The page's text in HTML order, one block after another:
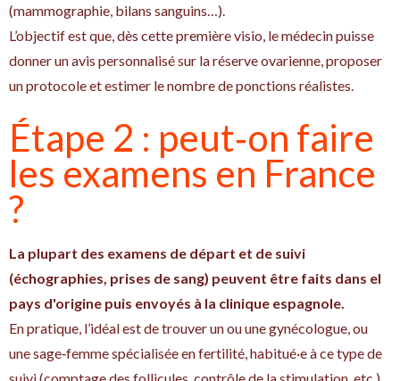
(mammographie, bilans sanguins…).
L’objectif est que, dès cette première visio, le médecin puisse
donner un avis personnalisé sur la réserve ovarienne, proposer
un protocole et estimer le nombre de ponctions réalistes.
Étape 2 : peut‑on faire
les examens en France
?
La plupart des examens de départ et de suivi
(échographies, prises de sang) peuvent être faits dans el
pays d'origine puis envoyés à la clinique espagnole.
En pratique, l’idéal est de trouver un ou une gynécologue, ou
une sage‑femme spécialisée en fertilité, habitué·e à ce type de